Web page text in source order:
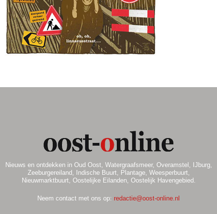
Nieuws en ontdekken in Oud Oost, Watergraafsmeer, Overamstel, IJburg,
Zeeburgereiland, Indische Buurt, Plantage, Weesperbuurt,
Nieuwmarktbuurt, Oostelijke Eilanden, Oostelijk Havengebied.
Neem contact met ons op: redactie@oost-online.nl